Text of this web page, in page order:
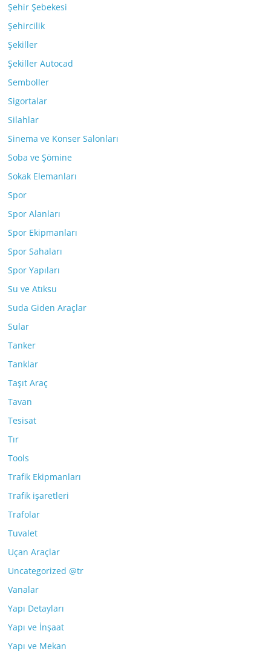
Şehir Şebekesi
Şehircilik
Şekiller
Şekiller Autocad
Semboller
Sigortalar
Silahlar
Sinema ve Konser Salonları
Soba ve Şömine
Sokak Elemanları
Spor
Spor Alanları
Spor Ekipmanları
Spor Sahaları
Spor Yapıları
Su ve Atıksu
Suda Giden Araçlar
Sular
Tanker
Tanklar
Taşıt Araç
Tavan
Tesisat
Tır
Tools
Trafik Ekipmanları
Trafik işaretleri
Trafolar
Tuvalet
Uçan Araçlar
Uncategorized @tr
Vanalar
Yapı Detayları
Yapı ve İnşaat
Yapı ve Mekan